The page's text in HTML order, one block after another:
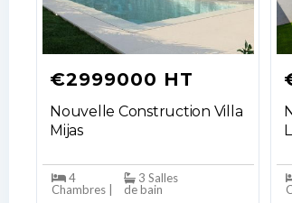
€2999000 HT
Nouvelle Construction Villa
Mijas
4
Chambres |
3 Salles
de bain